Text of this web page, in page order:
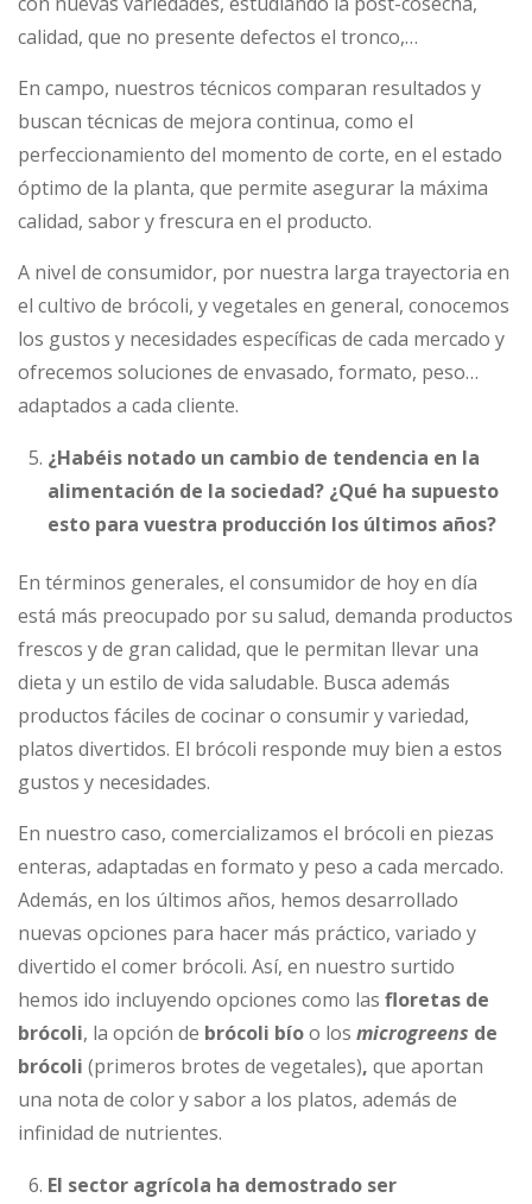
calidad, que no presente defectos el tronco,…
En campo, nuestros técnicos comparan resultados y
buscan técnicas de mejora continua, como el
perfeccionamiento del momento de corte, en el estado
óptimo de la planta, que permite asegurar la máxima
calidad, sabor y frescura en el producto.
A nivel de consumidor, por nuestra larga trayectoria en
el cultivo de brócoli, y vegetales en general, conocemos
los gustos y necesidades específicas de cada mercado y
ofrecemos soluciones de envasado, formato, peso…
adaptados a cada cliente.
¿Habéis notado un cambio de tendencia en la
alimentación de la sociedad? ¿Qué ha supuesto
esto para vuestra producción los últimos años?
En términos generales, el consumidor de hoy en día
está más preocupado por su salud, demanda productos
frescos y de gran calidad, que le permitan llevar una
dieta y un estilo de vida saludable. Busca además
productos fáciles de cocinar o consumir y variedad,
platos divertidos. El brócoli responde muy bien a estos
gustos y necesidades.
En nuestro caso, comercializamos el brócoli en piezas
enteras, adaptadas en formato y peso a cada mercado.
Además, en los últimos años, hemos desarrollado
nuevas opciones para hacer más práctico, variado y
divertido el comer brócoli. Así, en nuestro surtido
hemos ido incluyendo opciones como las floretas de
brócoli, la opción de brócoli bíoo los microgreens de
brócoli (primeros brotes de vegetales), que aportan
una nota de color y sabor a los platos, además de
infinidad de nutrientes.
El sector agrícola ha demostrado ser